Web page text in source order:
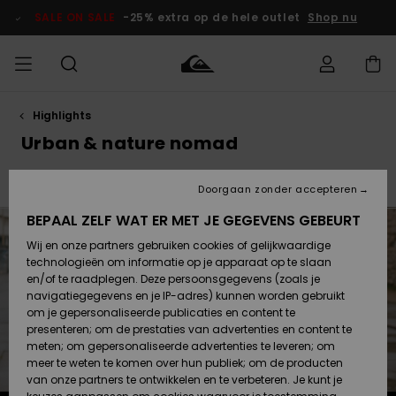
producten
selectie
SALE ON SALE -25% extra op de hele outlet Shop nu
HEREN
Accessoires
Schoenen &
Slippers
Surf /
Water
JONGENS
Accessoires
Schoenen &
Slippers
Surf /
Water
DAMES
Highlights
Snow
SURF
Shop
Surf Shop
Highlights
Community
SNOW
Shop
Snow Shop
Dames
Snow Shop
Highlights
SALE ON
SALE
OUTLET
Kinderen
VROUW
OUTLET
Retouren
Betaling
Giftcard
Quiksilver
Freedom
Highlights
Urban & nature nomad
BEPAAL ZELF WAT ER MET JE GEGEVENS GEBEURT
Wij en onze partners gebruiken cookies of gelijkwaardige
technologieën om informatie op je apparaat op te slaan
en/of te raadplegen. Deze persoonsgegevens (zoals je
navigatiegegevens en je IP-adres) kunnen worden gebruikt
om je gepersonaliseerde publicaties en content te
presenteren; om de prestaties van advertenties en content te
meten; om gepersonaliseerde advertenties te leveren; om
meer te weten te komen over hun publiek; om de producten
van onze partners te ontwikkelen en te verbeteren. Je kunt je
Doorgaan zonder accepteren